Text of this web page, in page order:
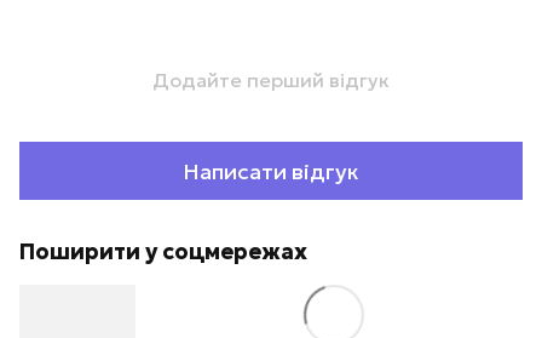
Додайте перший відгук
Написати відгук
Поширити у соцмережах